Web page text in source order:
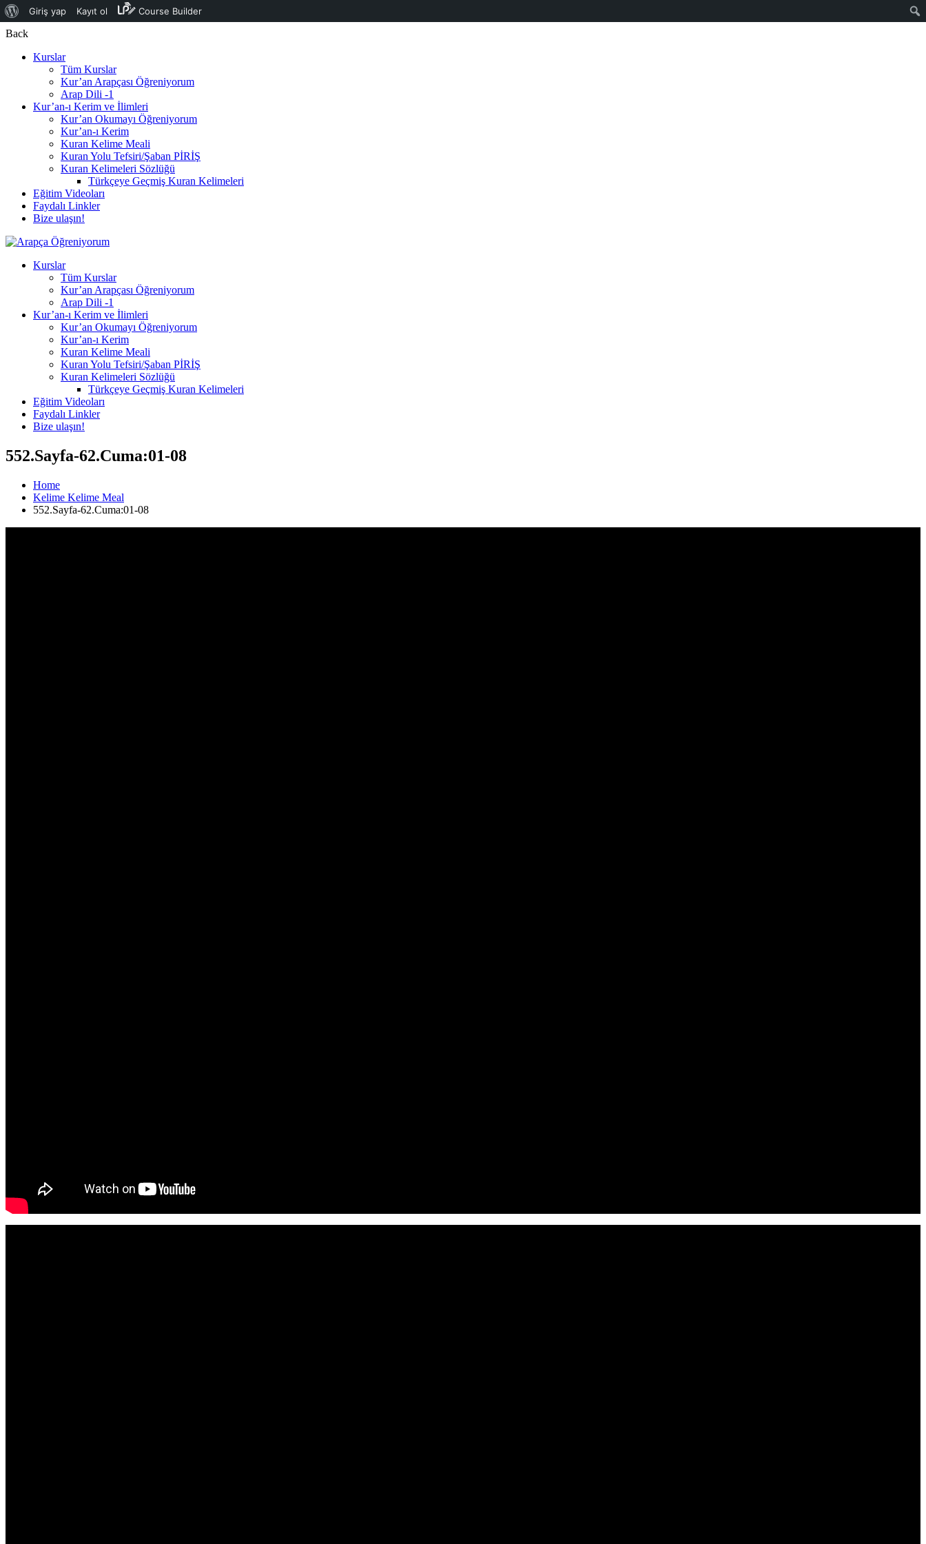
WordPress
hakkında
Giriş yap Kayıt ol Course Builder
Back
Kurslar
Tüm Kurslar
Kur’an Arapçası Öğreniyorum
Arap Dili -1
Kur’an-ı Kerim ve İlimleri
Kur’an Okumayı Öğreniyorum
Kur’an-ı Kerim
Kuran Kelime Meali
Kuran Yolu Tefsiri/Şaban PİRİŞ
Kuran Kelimeleri Sözlüğü
Türkçeye Geçmiş Kuran Kelimeleri
Eğitim Videoları
Faydalı Linkler
Bize ulaşın!
Kurslar
Tüm Kurslar
Kur’an Arapçası Öğreniyorum
Arap Dili -1
Kur’an-ı Kerim ve İlimleri
Kur’an Okumayı Öğreniyorum
Kur’an-ı Kerim
Kuran Kelime Meali
Kuran Yolu Tefsiri/Şaban PİRİŞ
Kuran Kelimeleri Sözlüğü
Türkçeye Geçmiş Kuran Kelimeleri
Eğitim Videoları
Faydalı Linkler
Bize ulaşın!
552.Sayfa-62.Cuma:01-08
Home
Kelime Kelime Meal
552.Sayfa-62.Cuma:01-08